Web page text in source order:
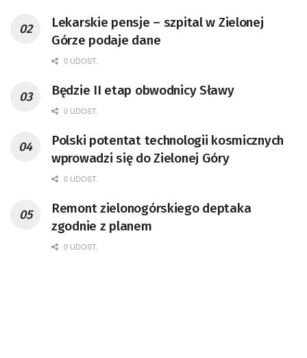
Lekarskie pensje – szpital w Zielonej
Górze podaje dane
0 UDOST.
Będzie II etap obwodnicy Sławy
0 UDOST.
Polski potentat technologii kosmicznych
wprowadzi się do Zielonej Góry
0 UDOST.
Remont zielonogórskiego deptaka
zgodnie z planem
0 UDOST.